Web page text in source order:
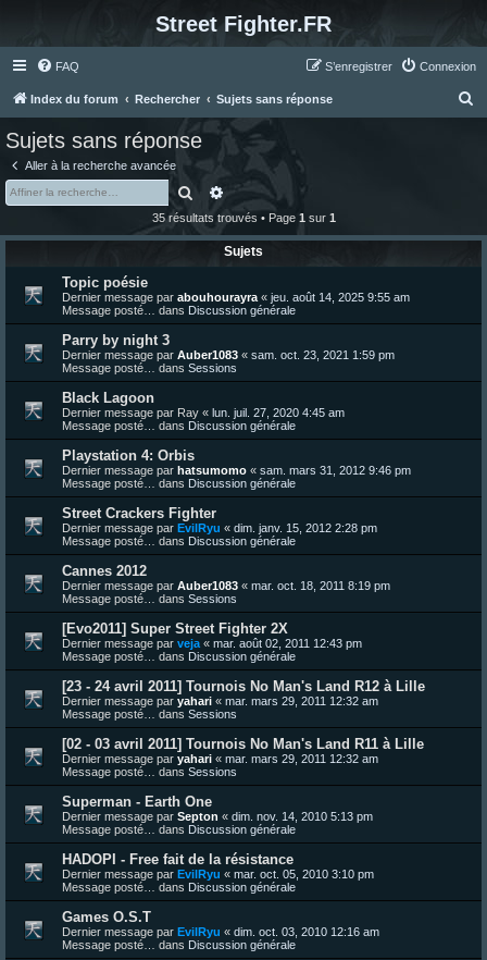
Street Fighter.FR
FAQ Connexion
S’enregistrer
Index du forum Rechercher Sujets sans réponse
Sujets sans réponse
Aller à la recherche avancée
RechercherRecherche avancée
35 résultats trouvés • Page 1 sur 1
Sujets
Topic poésie
Dernier message par abouhourayra « jeu. août 14, 2025 9:55 am
Message posté… dans Discussion générale
Parry by night 3
Dernier message par Auber1083 « sam. oct. 23, 2021 1:59 pm
Message posté… dans Sessions
Black Lagoon
Dernier message par Ray « lun. juil. 27, 2020 4:45 am
Message posté… dans Discussion générale
Playstation 4: Orbis
Dernier message par hatsumomo « sam. mars 31, 2012 9:46 pm
Message posté… dans Discussion générale
Street Crackers Fighter
Dernier message par EvilRyu « dim. janv. 15, 2012 2:28 pm
Message posté… dans Discussion générale
Cannes 2012
Dernier message par Auber1083 « mar. oct. 18, 2011 8:19 pm
Message posté… dans Sessions
[Evo2011] Super Street Fighter 2X
Dernier message par veja « mar. août 02, 2011 12:43 pm
Message posté… dans Discussion générale
[23 - 24 avril 2011] Tournois No Man's Land R12 à Lille
Dernier message par yahari « mar. mars 29, 2011 12:32 am
Message posté… dans Sessions
[02 - 03 avril 2011] Tournois No Man's Land R11 à Lille
Dernier message par yahari « mar. mars 29, 2011 12:32 am
Message posté… dans Sessions
Superman - Earth One
Dernier message par Septon « dim. nov. 14, 2010 5:13 pm
Message posté… dans Discussion générale
HADOPI - Free fait de la résistance
Dernier message par EvilRyu « mar. oct. 05, 2010 3:10 pm
Message posté… dans Discussion générale
Games O.S.T
Dernier message par EvilRyu « dim. oct. 03, 2010 12:16 am
Message posté… dans Discussion générale